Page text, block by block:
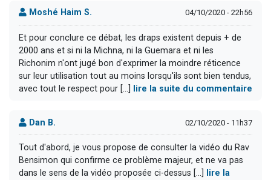
Moshé Haim S. 04/10/2020 - 22h56
Et pour conclure ce débat, les draps existent depuis + de
2000 ans et si ni la Michna, ni la Guemara et ni les
Richonim n'ont jugé bon d'exprimer la moindre réticence
sur leur utilisation tout au moins lorsqu'ils sont bien tendus,
avec tout le respect pour [...]
lire la suite du commentaire
Dan B. 02/10/2020 - 11h37
Tout d'abord, je vous propose de consulter la vidéo du Rav
Bensimon qui confirme ce problème majeur, et ne va pas
dans le sens de la vidéo proposée ci-dessus [...]
lire la